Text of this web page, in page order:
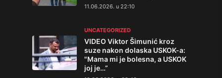
11.06.2026. u 22:10
UNCATEGORIZED
VIDEO Viktor Šimunić kroz
suze nakon dolaska USKOK-a:
"Mama mi je bolesna, a USKOK
joj je…”